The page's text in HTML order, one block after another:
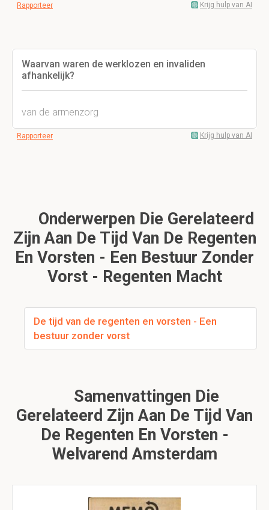
Rapporteer Krijg hulp van AI
Waarvan waren de werklozen en invaliden
afhankelijk?
van de armenzorg
Rapporteer Krijg hulp van AI
Onderwerpen Die Gerelateerd
Zijn Aan De Tijd Van De Regenten
En Vorsten - Een Bestuur Zonder
Vorst - Regenten Macht
De tijd van de regenten en vorsten - Een
bestuur zonder vorst
Samenvattingen Die
Gerelateerd Zijn Aan De Tijd Van
De Regenten En Vorsten -
Welvarend Amsterdam